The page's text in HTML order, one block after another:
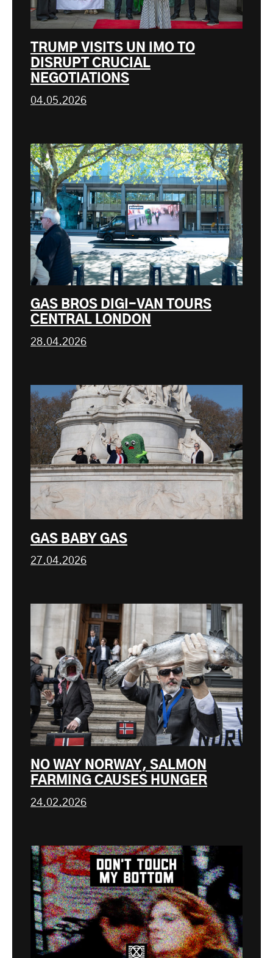
TRUMP VISITS UN IMO TO
DISRUPT CRUCIAL
NEGOTIATIONS
04.05.2026
GAS BROS DIGI-VAN TOURS
CENTRAL LONDON
28.04.2026
GAS BABY GAS
27.04.2026
NO WAY NORWAY, SALMON
FARMING CAUSES HUNGER
24.02.2026